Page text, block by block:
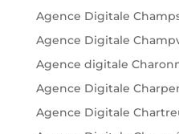
Agence Digitale
Agence Digitale
Agence digitale
Agence Digitale
Agence Digitale